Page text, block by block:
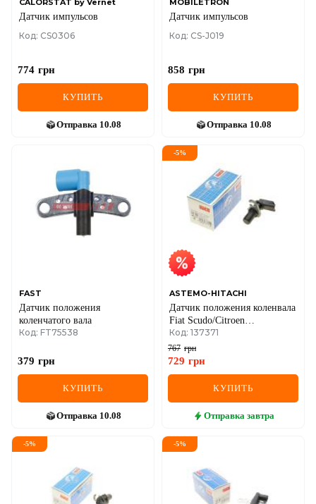
CALORSTAT by Vernet
Датчик импульсов
Код: CS0306
774 грн
КУПИТЬ
Отправка 10.08
MOBILETRON
Датчик импульсов
Код: CS-J019
858 грн
КУПИТЬ
Отправка 10.08
FAST
Датчик положения
коленчатого вала
Код: FT75538
379 грн
КУПИТЬ
Отправка 10.08
-5%
ASTEMO-HITACHI
Датчик положения коленвала
Fiat Scudo/Citroen
Berlingo/Jumper 2.0/2.2HDi
98- (HÜCO)
Код: 137371
767 грн
729 грн
КУПИТЬ
Отправка завтра
-5% -5%